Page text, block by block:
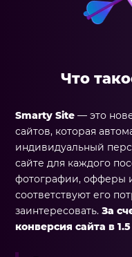
Что
Smarty Site — это
сайтов, которая
индивидуальный
сайте для каждого
фотографии, офферы
соответствуют его
заинтересовать.За
конверсия сайта в